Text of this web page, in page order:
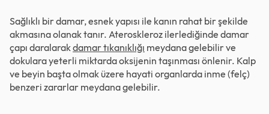
Sağlıklı bir damar, esnek yapısı ile kanın rahat bir şekilde
akmasına olanak tanır. Ateroskleroz ilerlediğinde damar
çapı daralarakdamar tıkanıklığı meydana gelebilir ve
dokulara yeterli miktarda oksijenin taşınması önlenir. Kalp
ve beyin başta olmak üzere hayati organlarda inme (felç)
benzeri zararlar meydana gelebilir.